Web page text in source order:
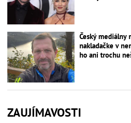
Český mediálny
nakladačke v
ho ani trochu
ZAUJÍMAVOSTI